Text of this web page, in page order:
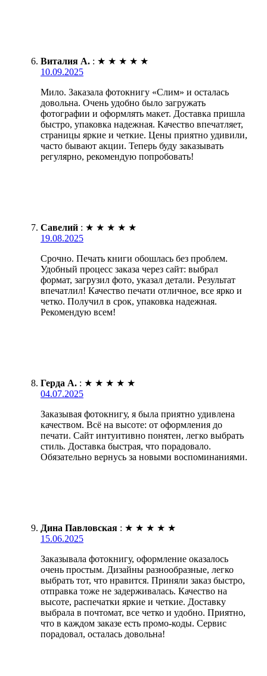
Виталия А. : ★ ★ ★ ★ ★
10.09.2025
Мило. Заказала фотокнигу «Слим» и осталась
довольна. Очень удобно было загружать
фотографии и оформлять макет. Доставка пришла
быстро, упаковка надежная. Качество впечатляет,
страницы яркие и четкие. Цены приятно удивили,
часто бывают акции. Теперь буду заказывать
регулярно, рекомендую попробовать!
Савелий : ★ ★ ★ ★ ★
19.08.2025
Срочно. Печать книги обошлась без проблем.
Удобный процесс заказа через сайт: выбрал
формат, загрузил фото, указал детали. Результат
впечатлил! Качество печати отличное, все ярко и
четко. Получил в срок, упаковка надежная.
Рекомендую всем!
Герда А. : ★ ★ ★ ★ ★
04.07.2025
Заказывая фотокнигу, я была приятно удивлена
качеством. Всё на высоте: от оформления до
печати. Сайт интуитивно понятен, легко выбрать
стиль. Доставка быстрая, что порадовало.
Обязательно вернусь за новыми воспоминаниями.
Дина Павловская : ★ ★ ★ ★ ★
15.06.2025
Заказывала фотокнигу, оформление оказалось
очень простым. Дизайны разнообразные, легко
выбрать тот, что нравится. Приняли заказ быстро,
отправка тоже не задерживалась. Качество на
высоте, распечатки яркие и четкие. Доставку
выбрала в почтомат, все четко и удобно. Приятно,
что в каждом заказе есть промо-коды. Сервис
порадовал, осталась довольна!